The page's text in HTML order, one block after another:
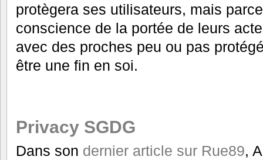
protègera ses utilisateurs, mais
conscience de la portée de leurs
avec des proches peu ou pas
être une fin en soi.
Privacy SGDG
Dans son dernier article sur Rue89,